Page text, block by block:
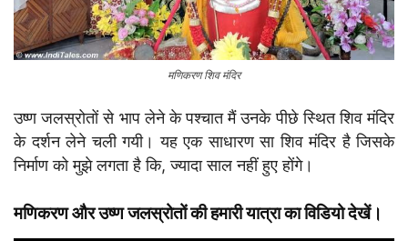
मणिकरण शिव मंदिर
उष्ण जलस्रोतों से भाप लेने के पश्चात मैं उनके पीछे स्थित शिव मंदिर
के दर्शन लेने चली गयी। यह एक साधारण सा शिव मंदिर है जिसके
निर्माण को मुझे लगता है कि, ज्यादा साल नहीं हुए होंगे।
मणिकरण और उष्ण जलस्रोतों की हमारी यात्रा का विडियो देखें।